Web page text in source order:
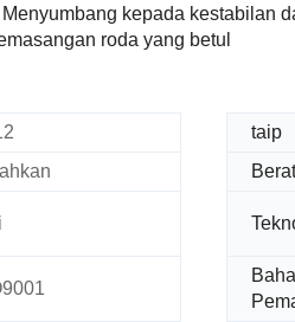
kepada kestabilan
roda yang betul
taip